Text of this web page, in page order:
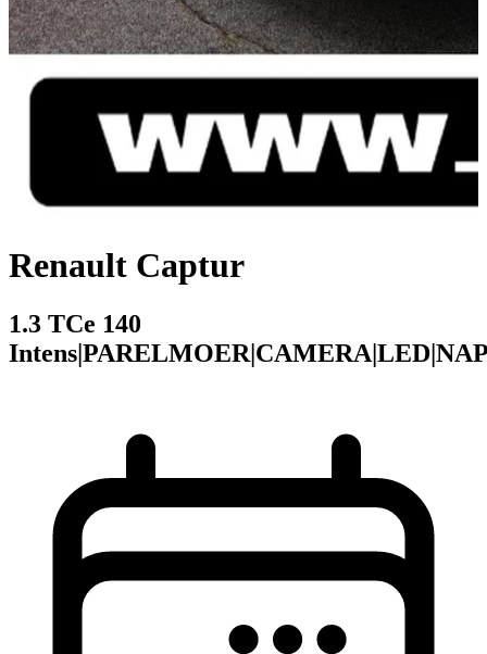
Renault Captur
1.3 TCe 140